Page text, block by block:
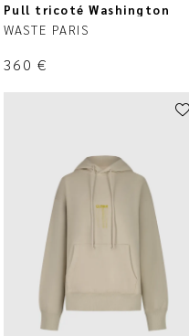
Pull tricoté Washington
WASTE PARIS
360 €